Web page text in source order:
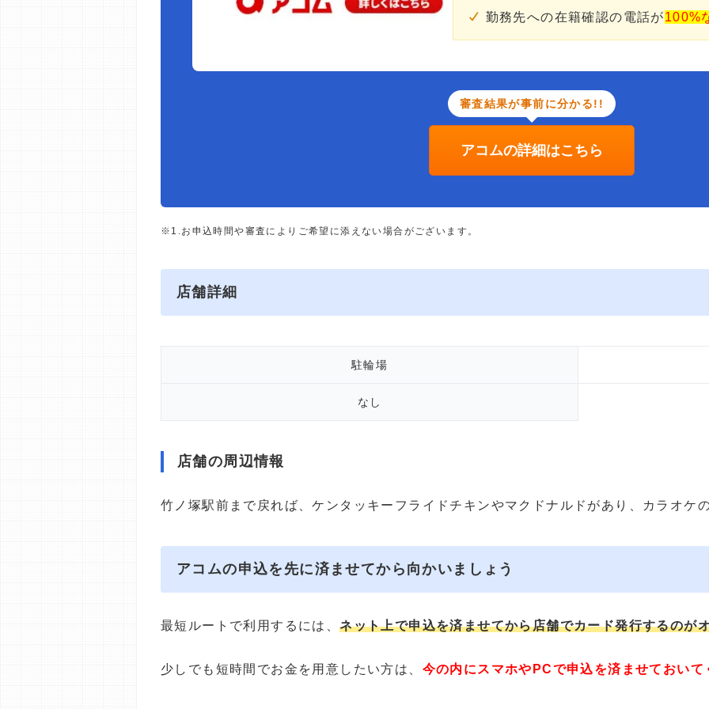
勤務先への在籍確認の電話が100%
審査結果が事前に分かる!!
アコムの詳細はこちら
※1.お申込時間や審査によりご希望に添えない場合がございます。
店舗詳細
駐輪場
なし
店舗の周辺情報
竹ノ塚駅前まで戻れば、ケンタッキーフライドチキンやマクドナルドがあり、カラオケ
アコムの申込を先に済ませてから向かいましょう
最短ルートで利用するには、ネット上で申込を済ませてから店舗でカード発行するのが
少しでも短時間でお金を用意したい方は、 今の内にスマホやPCで申込を済ませておいて